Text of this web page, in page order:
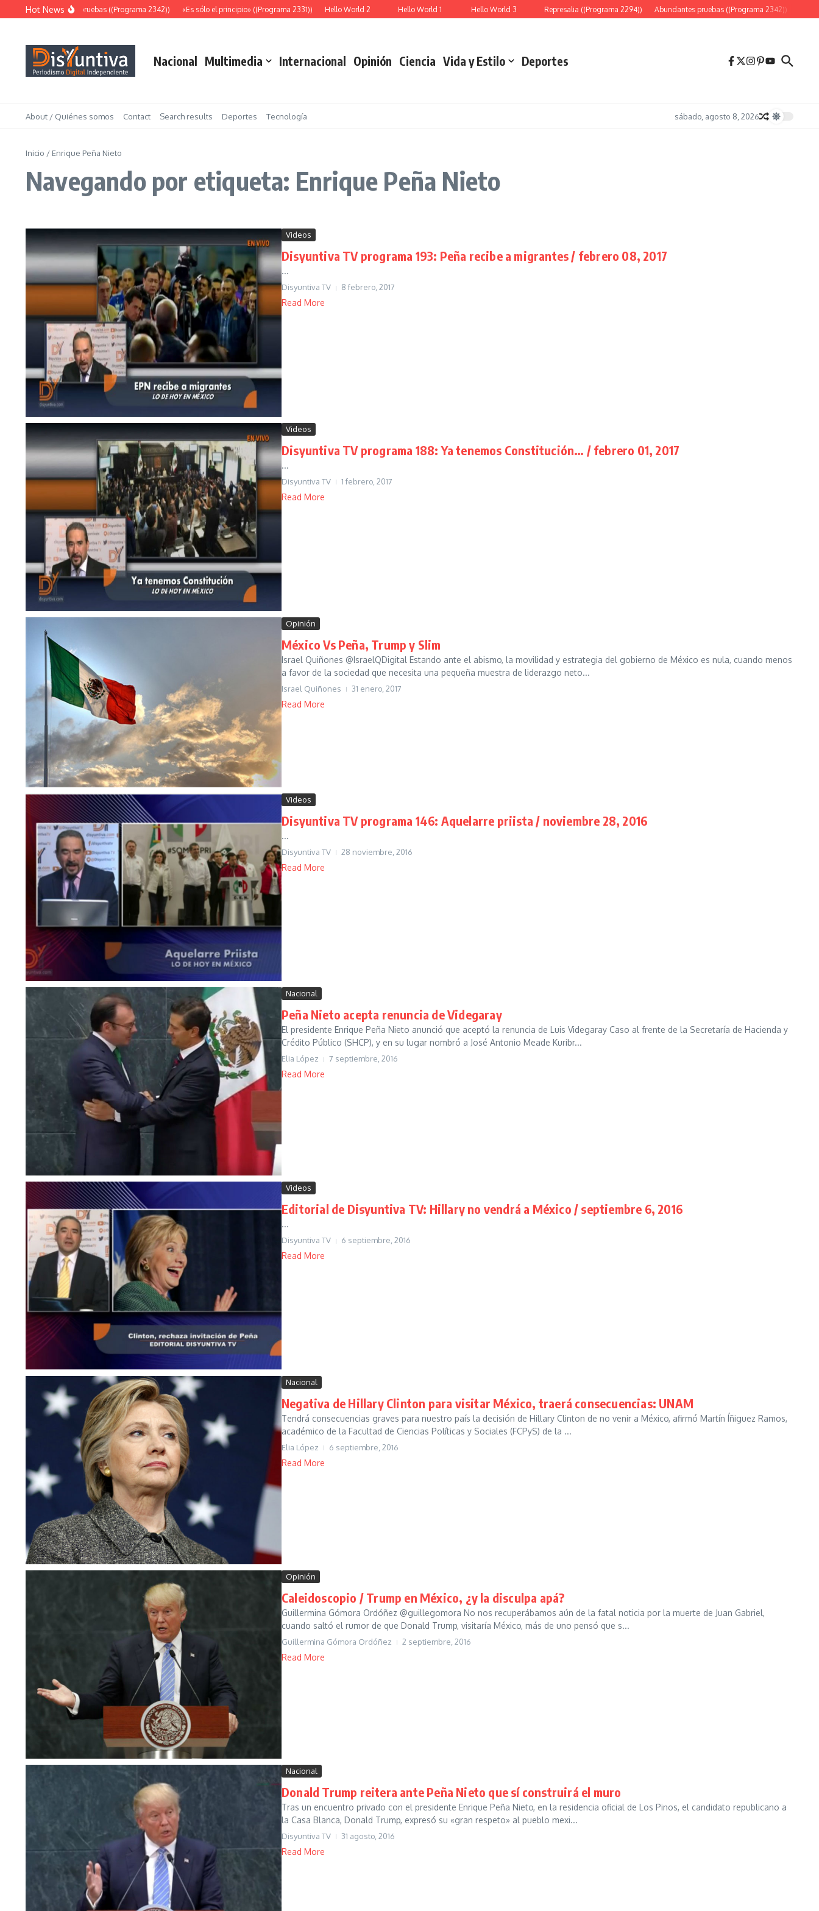
Saltar al contenido
Hot News
Abundantes pruebas ((Programa 2342)) «Es sólo el principio» ((Programa 2331)) Hello World 2 Hello World 1 Hello World 3 Represalia ((Programa 2294)) Abundantes pruebas ((Programa 2342)) «Es sólo
Nacional Multimedia Internacional Opinión Ciencia Vida y Estilo Deportes
About / Quiénes somos Contact Search results Deportes Tecnología sábado, agosto 8, 2026
Inicio / Enrique Peña Nieto
Navegando por etiqueta: Enrique Peña Nieto
Videos
Disyuntiva TV programa 193: Peña recibe a migrantes / febrero 08, 2017
...
Disyuntiva TV 8 febrero, 2017
Read More
Videos
Disyuntiva TV programa 188: Ya tenemos Constitución… / febrero 01, 2017
...
Disyuntiva TV 1 febrero, 2017
Read More
Opinión
México Vs Peña, Trump y Slim
Israel Quiñones @IsraelQDigital Estando ante el abismo, la movilidad y estrategia del gobierno de México es nula, cuando menos
a favor de la sociedad que necesita una pequeña muestra de liderazgo neto...
Israel Quiñones 31 enero, 2017
Read More
Videos
Disyuntiva TV programa 146: Aquelarre priista / noviembre 28, 2016
...
Disyuntiva TV 28 noviembre, 2016
Read More
Nacional
Peña Nieto acepta renuncia de Videgaray
El presidente Enrique Peña Nieto anunció que aceptó la renuncia de Luis Videgaray Caso al frente de la Secretaría de Hacienda y
Crédito Público (SHCP), y en su lugar nombró a José Antonio Meade Kuribr...
Elia López 7 septiembre, 2016
Read More
Videos
Editorial de Disyuntiva TV: Hillary no vendrá a México / septiembre 6, 2016
...
Disyuntiva TV 6 septiembre, 2016
Read More
Nacional
Negativa de Hillary Clinton para visitar México, traerá consecuencias: UNAM
Tendrá consecuencias graves para nuestro país la decisión de Hillary Clinton de no venir a México, afirmó Martín Íñiguez Ramos,
académico de la Facultad de Ciencias Políticas y Sociales (FCPyS) de la ...
Elia López 6 septiembre, 2016
Read More
Opinión
Caleidoscopio / Trump en México, ¿y la disculpa apá?
Guillermina Gómora Ordóñez @guillegomora No nos recuperábamos aún de la fatal noticia por la muerte de Juan Gabriel,
cuando saltó el rumor de que Donald Trump, visitaría México, más de uno pensó que s...
Guillermina Gómora Ordóñez 2 septiembre, 2016
Read More
Nacional
Donald Trump reitera ante Peña Nieto que sí construirá el muro
Tras un encuentro privado con el presidente Enrique Peña Nieto, en la residencia oficial de Los Pinos, el candidato republicano a
la Casa Blanca, Donald Trump, expresó su «gran respeto» al pueblo mexi...
Disyuntiva TV 31 agosto, 2016
Read More